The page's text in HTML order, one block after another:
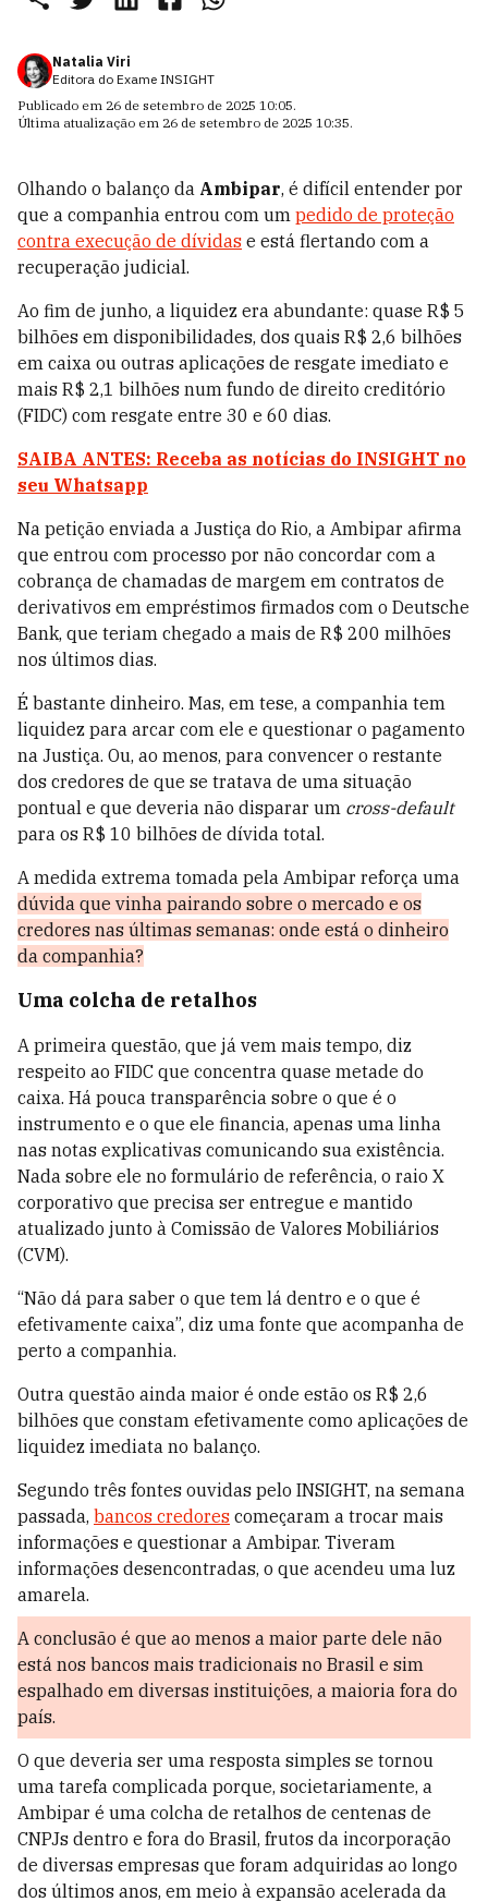
Natalia Viri
Editora do Exame INSIGHT
Publicado em 26 de setembro de 2025 10:05.
Última atualização em 26 de setembro de 2025 10:35.
Olhando o balanço da Ambipar, é difícil entender por
que a companhia entrou com um pedido de proteção
contra execução de dívidas e está flertando com a
recuperação judicial.
Ao fim de junho, a liquidez era abundante: quase R$ 5
bilhões em disponibilidades, dos quais R$ 2,6 bilhões
em caixa ou outras aplicações de resgate imediato e
mais R$ 2,1 bilhões num fundo de direito creditório
(FIDC) com resgate entre 30 e 60 dias.
SAIBA ANTES: Receba as notícias do INSIGHT no
seu Whatsapp
Na petição enviada a Justiça do Rio, a Ambipar afirma
que entrou com processo por não concordar com a
cobrança de chamadas de margem em contratos de
derivativos em empréstimos firmados com o Deutsche
Bank, que teriam chegado a mais de R$ 200 milhões
nos últimos dias.
É bastante dinheiro. Mas, em tese, a companhia tem
liquidez para arcar com ele e questionar o pagamento
na Justiça. Ou, ao menos, para convencer o restante
dos credores de que se tratava de uma situação
pontual e que deveria não disparar um cross-default
para os R$ 10 bilhões de dívida total.
A medida extrema tomada pela Ambipar reforça uma
dúvida que vinha pairando sobre o mercado e os
credores nas últimas semanas: onde está o dinheiro
da companhia?
Uma colcha de retalhos
A primeira questão, que já vem mais tempo, diz
respeito ao FIDC que concentra quase metade do
caixa. Há pouca transparência sobre o que é o
instrumento e o que ele financia, apenas uma linha
nas notas explicativas comunicando sua existência.
Nada sobre ele no formulário de referência, o raio X
corporativo que precisa ser entregue e mantido
atualizado junto à Comissão de Valores Mobiliários
(CVM).
“Não dá para saber o que tem lá dentro e o que é
efetivamente caixa”, diz uma fonte que acompanha de
perto a companhia.
Outra questão ainda maior é onde estão os R$ 2,6
bilhões que constam efetivamente como aplicações de
liquidez imediata no balanço.
Segundo três fontes ouvidas pelo INSIGHT, na semana
passada, bancos credores começaram a trocar mais
informações e questionar a Ambipar. Tiveram
informações desencontradas, o que acendeu uma luz
amarela.
A conclusão é que ao menos a maior parte dele não
está nos bancos mais tradicionais no Brasil e sim
espalhado em diversas instituições, a maioria fora do
país.
O que deveria ser uma resposta simples se tornou
uma tarefa complicada porque, societariamente, a
Ambipar é uma colcha de retalhos de centenas de
CNPJs dentro e fora do Brasil, frutos da incorporação
de diversas empresas que foram adquiridas ao longo
dos últimos anos, em meio à expansão acelerada da